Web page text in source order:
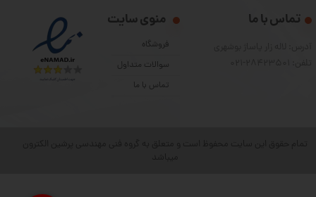
منوی سایت
فروشگاه
سوالات متداول
تماس با ما
تماس با ما